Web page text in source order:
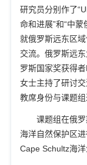
研究员分别作了“
命和进展”和“中
就俄罗斯远东区
交流。俄罗斯远
罗斯国家奖获得者
女士主持了研讨
教席身份与课题组
课题组在俄
海洋自然保护区
Cape Schultz海